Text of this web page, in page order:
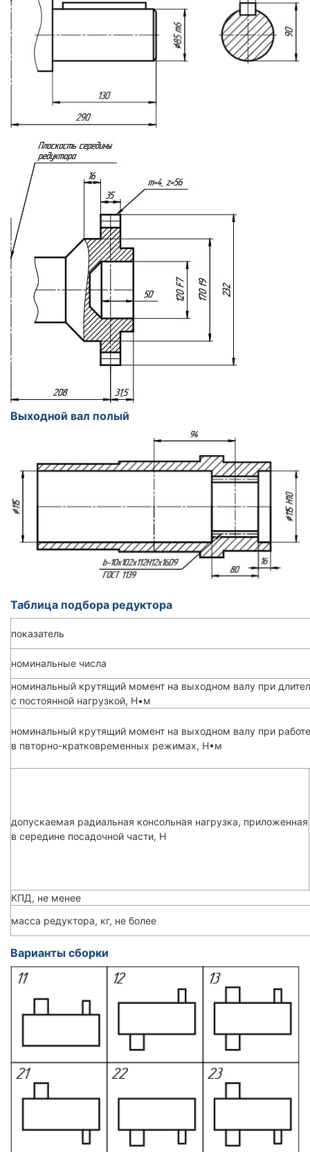
Выходной вал полый
Таблица подбора редуктора
показатель
номинальные числа
номинальный крутящий момент на выходном валу при
с постоянной нагрузкой, Н•м
номинальный крутящий момент на выходном валу при
в пвторно-кратковременных режимах, H•м
допускаемая радиальная консольная нагрузка, приложенная
в середине посадочной части, Н
КПД, не менее
масса редуктора, кг, не более
Варианты сборки